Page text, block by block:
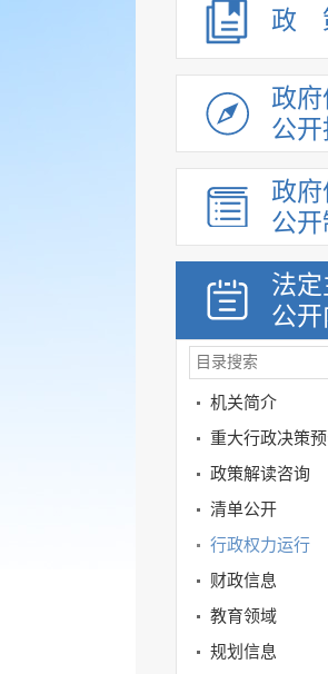
政
政府
公
政府
公
法
公
机关简介
重大行政决策
政策解读咨询
清单公开
行政权力运行
财政信息
教育领域
规划信息